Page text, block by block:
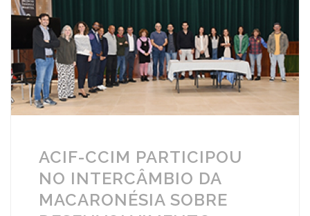
ACIF-CCIM PARTICIPOU
NO INTERCÂMBIO DA
MACARONÉSIA SOBRE